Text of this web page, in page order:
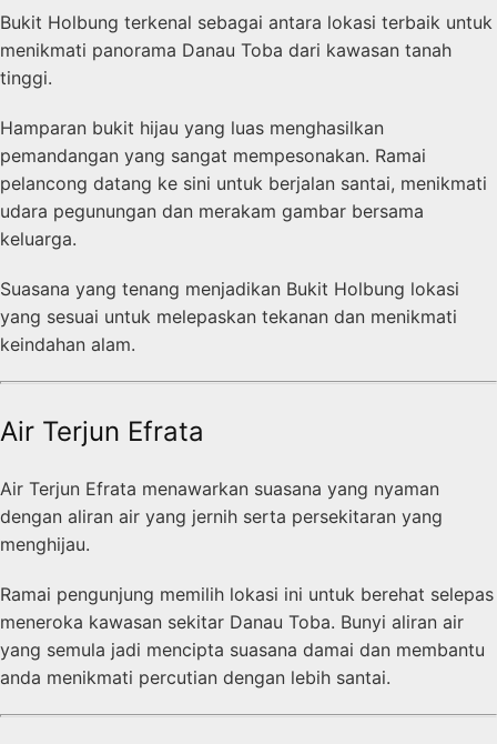
Bukit Holbung terkenal sebagai antara lokasi terbaik untuk
menikmati panorama Danau Toba dari kawasan tanah
tinggi.
Hamparan bukit hijau yang luas menghasilkan
pemandangan yang sangat mempesonakan. Ramai
pelancong datang ke sini untuk berjalan santai, menikmati
udara pegunungan dan merakam gambar bersama
keluarga.
Suasana yang tenang menjadikan Bukit Holbung lokasi
yang sesuai untuk melepaskan tekanan dan menikmati
keindahan alam.
Air Terjun Efrata
Air Terjun Efrata menawarkan suasana yang nyaman
dengan aliran air yang jernih serta persekitaran yang
menghijau.
Ramai pengunjung memilih lokasi ini untuk berehat selepas
meneroka kawasan sekitar Danau Toba. Bunyi aliran air
yang semula jadi mencipta suasana damai dan membantu
anda menikmati percutian dengan lebih santai.